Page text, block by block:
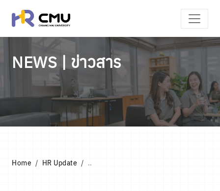
NEWS | ข่าวสาร
Home HR Update ..